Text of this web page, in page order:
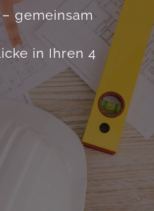
gemeinsam
in Ihren 4